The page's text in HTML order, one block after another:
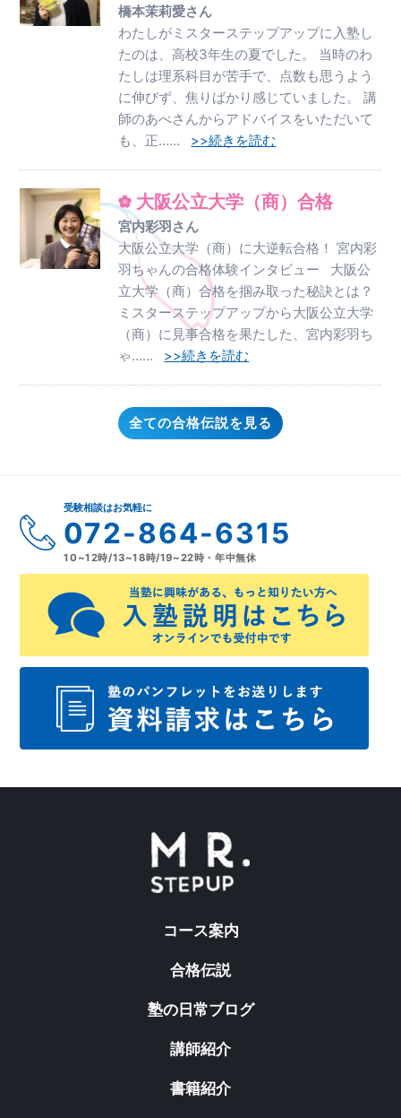
橋本茉莉愛さん
わたしがミスターステップアップに入塾し
たのは、高校3年生の夏でした。 当時のわ
たしは理系科目が苦手で、点数も思うよう
に伸びず、焦りばかり感じていました。 講
師のあべさんからアドバイスをいただいて
も、正…… >>続きを読む
大阪公立大学（商）合格
宮内彩羽さん
大阪公立大学（商）に大逆転合格！ 宮内彩
羽ちゃんの合格体験インタビュー 大阪公
立大学（商）合格を掴み取った秘訣とは？
ミスターステップアップから大阪公立大学
（商）に見事合格を果たした、宮内彩羽ち
ゃ…… >>続きを読む
全ての合格伝説を見る
受験相談はお気軽に
072-864-6315
10~12時/13~18時/19~22時・年中無休
コース案内
合格伝説
塾の日常ブログ
講師紹介
書籍紹介